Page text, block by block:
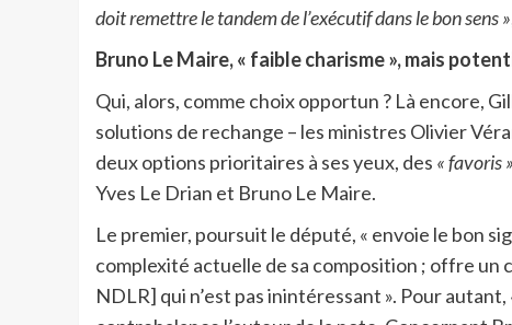
doit remettre le tandem de l’exécutif dans le bon sens »
Bruno Le Maire, « faible charisme », mais
Qui, alors, comme choix opportun ? Là encore,
solutions de rechange – les ministres Olivier
deux options prioritaires à ses yeux, des « favoris »
Yves Le Drian et Bruno Le Maire.
Le premier, poursuit le député, « envoie le bon
complexité actuelle de sa composition ; offre
NDLR] qui n’est pas inintéressant ». Pour autant,